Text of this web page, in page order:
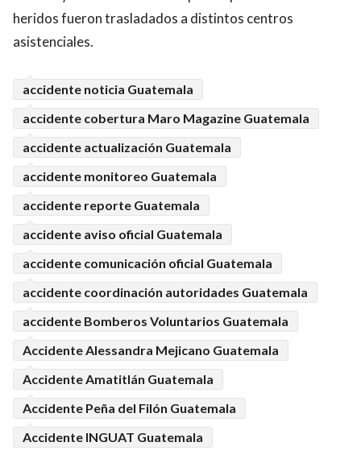
heridos fueron trasladados a distintos centros
asistenciales.
accidente noticia Guatemala
accidente cobertura Maro Magazine Guatemala
accidente actualización Guatemala
accidente monitoreo Guatemala
accidente reporte Guatemala
accidente aviso oficial Guatemala
accidente comunicación oficial Guatemala
accidente coordinación autoridades Guatemala
accidente Bomberos Voluntarios Guatemala
Accidente Alessandra Mejicano Guatemala
Accidente Amatitlán Guatemala
Accidente Peña del Filón Guatemala
Accidente INGUAT Guatemala